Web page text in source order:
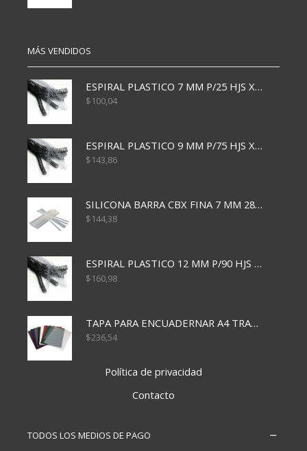
MÁS VENDIDOS
ESPIRAL PLASTICO 7 MM P/25 HJS X50x3000
$100,04
ESPIRAL PLASTICO 9 MM P/75 HJS X50X2400
$143,86
SILICONA BARRA CBX FINA 7 MM 28 CM
$144,38
ESPIRAL PLASTICO 12 MM P/90 HJS X50X1500
$160,98
TAPA PARA ENCUADERNAR A4 TRANSP x50x500
$236,54
Política de privacidad
Contacto
TODOS LOS MEDIOS DE PAGO